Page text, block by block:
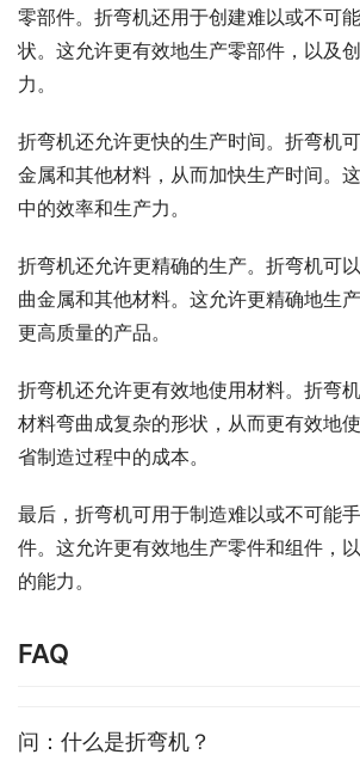
零部件。折弯机还用于创建难以或不可
状。这允许更有效地生产零部件，以及
力。
折弯机还允许更快的生产时间。折弯机
金属和其他材料，从而加快生产时间。
中的效率和生产力。
折弯机还允许更精确的生产。折弯机可
曲金属和其他材料。这允许更精确地生
更高质量的产品。
折弯机还允许更有效地使用材料。折弯
材料弯曲成复杂的形状，从而更有效地
省制造过程中的成本。
最后，折弯机可用于制造难以或不可能
件。这允许更有效地生产零件和组件，
的能力。
FAQ
问：什么是折弯机？